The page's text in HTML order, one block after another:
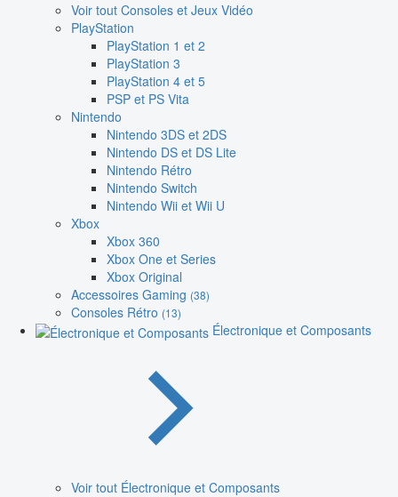
Voir tout Consoles et Jeux Vidéo
PlayStation
PlayStation 1 et 2
PlayStation 3
PlayStation 4 et 5
PSP et PS Vita
Nintendo
Nintendo 3DS et 2DS
Nintendo DS et DS Lite
Nintendo Rétro
Nintendo Switch
Nintendo Wii et Wii U
Xbox
Xbox 360
Xbox One et Series
Xbox Original
Accessoires Gaming (38)
Consoles Rétro (13)
Électronique et Composants
Voir tout Électronique et Composants